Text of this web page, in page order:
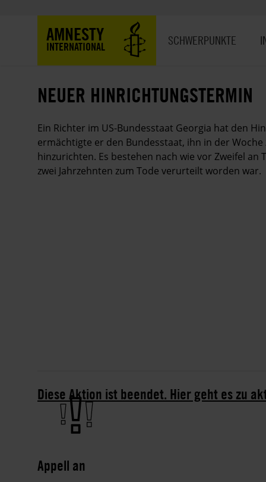
AMNESTY
INTERNATIONAL SCHWERPUNKTE
NEUER HINRICHTUNGSTERMIN
Ein Richter im US-Bundesstaat Georgia hat den
ermächtigte er den Bundesstaat, ihn in der
hinzurichten. Es bestehen nach wie vor Zweifel an
zwei Jahrzehnten zum Tode verurteilt worden war.
Diese Aktion ist beendet. Hier geht es zu
Appell an